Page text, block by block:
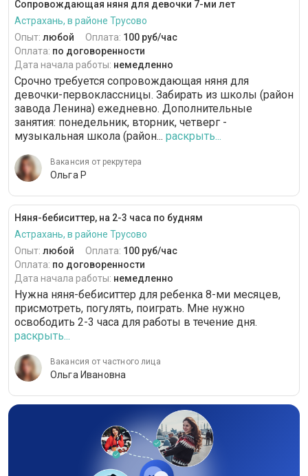
Сопровождающая няня для девочки 7-ми лет
Астрахань, в районе Трусово
Опыт: любой Оплата: 100 руб/час
Оплата: по договоренности
Дата начала работы: немедленно
Срочно требуется сопровождающая няня для
девочки-первоклассницы. Забирать из школы (район
завода Ленина) ежедневно. Дополнительные
занятия: понедельник, вторник, четверг -
музыкальная школа (район... раскрыть...
Вакансия от рекрутера
Ольга Р
Няня-бебиситтер, на 2-3 часа по будням
Астрахань, в районе Трусово
Опыт: любой Оплата: 100 руб/час
Оплата: по договоренности
Дата начала работы: немедленно
Нужна няня-бебиситтер для ребенка 8-ми месяцев,
присмотреть, погулять, поиграть. Мне нужно
освободить 2-3 часа для работы в течение дня.
раскрыть...
Вакансия от частного лица
Ольга Ивановна